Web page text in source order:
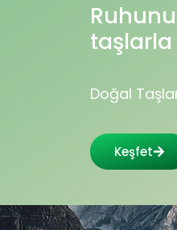
taşlarla
Doğal
Keşfet